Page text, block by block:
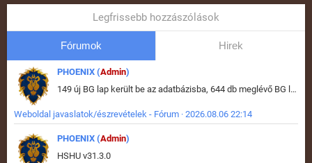
Legfrissebb hozzászólások
Fórumok Hirek
PHOENIX (Admin)
149 új BG lap került be az adatbázisba, 644 db meglévő BG lap módosult, bekerültek az új képek a megváltozott lapokhoz is.
Weboldal javaslatok/észrevételek - Fórum · 2026.08.06 22:14
PHOENIX (Admin)
HSHU v31.3.0